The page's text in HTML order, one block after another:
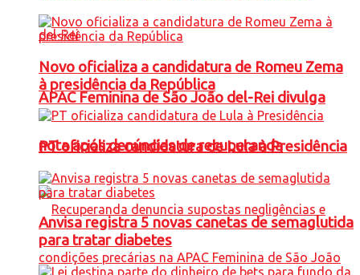
APAC Feminina de São João del-Rei divulga
nota após denúncias de recuperanda
Novo oficializa a candidatura de Romeu Zema
à presidência da República
PT oficializa candidatura de Lula à Presidência
Anvisa registra 5 novas canetas de semaglutida
para tratar diabetes